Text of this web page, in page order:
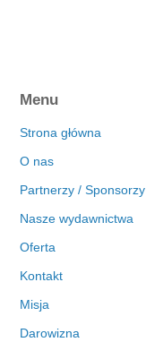
Menu
Strona główna
O nas
Partnerzy / Sponsorzy
Nasze wydawnictwa
Oferta
Kontakt
Misja
Darowizna